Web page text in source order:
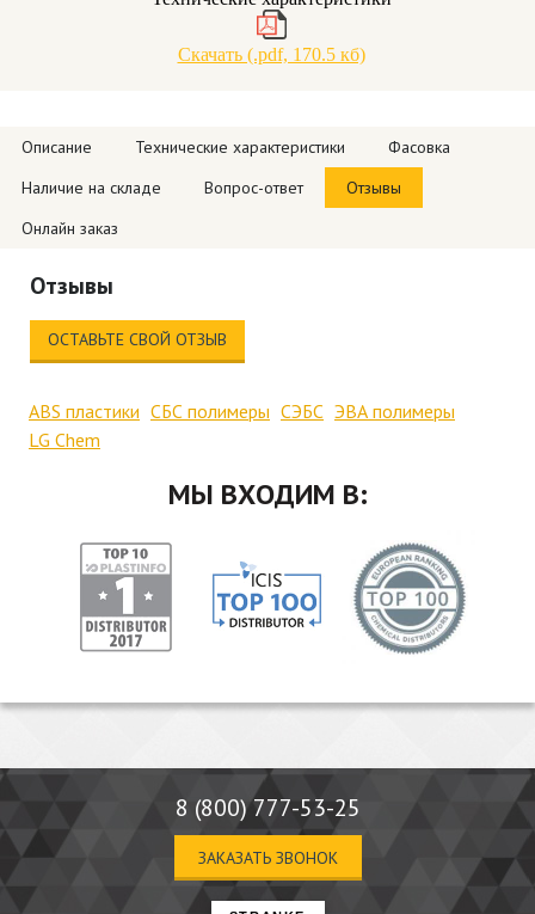
Скачать (.pdf, 170.5 кб)
Описание Технические характеристики
Фасовка
Наличие на складе
Вопрос-ответ
Отзывы
Онлайн заказ
Отзывы
ОСТАВЬТЕ СВОЙ ОТЗЫВ
ABS пластики СБС полимеры СЭБС ЭВА полимеры
LG Chem
МЫ ВХОДИМ В:
8 (800) 777-53-25
ЗАКАЗАТЬ ЗВОНОК